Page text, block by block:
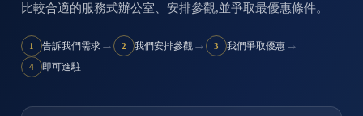
比較合適的服務式辦公室、安排參觀,並爭取最優惠條件。
1 告訴我們需求 → 2 我們安排參觀 → 3 我們爭取優惠 →
4 即可進駐